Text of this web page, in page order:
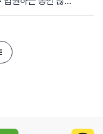
니다. ㅎㅎ
로의 말씀이